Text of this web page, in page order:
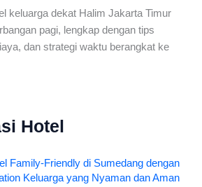
keluarga dekat Halim Jakarta Timur
pagi, lengkap dengan tips
dan strategi waktu berangkat ke
Hotel
Family-Friendly di Sumedang dengan
Keluarga yang Nyaman dan Aman